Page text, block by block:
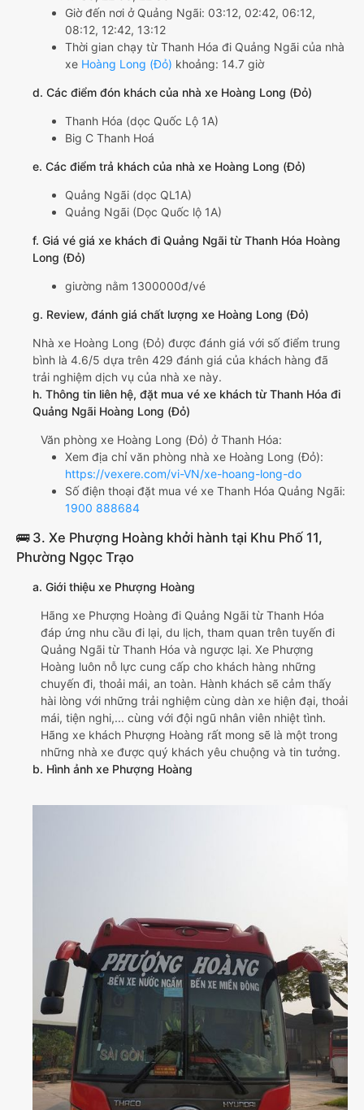
Giờ đến nơi ở Quảng Ngãi: 03:12, 02:42, 06:12,
08:12, 12:42, 13:12
Thời gian chạy từ Thanh Hóa đi Quảng Ngãi của nhà
xe Hoàng Long (Đỏ) khoảng: 14.7 giờ
d. Các điểm đón khách của nhà xe Hoàng Long (Đỏ)
Thanh Hóa (dọc Quốc Lộ 1A)
Big C Thanh Hoá
e. Các điểm trả khách của nhà xe Hoàng Long (Đỏ)
Quảng Ngãi (dọc QL1A)
Quảng Ngãi (Dọc Quốc lộ 1A)
f. Giá vé giá xe khách đi Quảng Ngãi từ Thanh Hóa Hoàng
Long (Đỏ)
giường nằm 1300000đ/vé
g. Review, đánh giá chất lượng xe Hoàng Long (Đỏ)
Nhà xe Hoàng Long (Đỏ) được đánh giá với số điểm trung
bình là 4.6/5 dựa trên 429 đánh giá của khách hàng đã
trải nghiệm dịch vụ của nhà xe này.
h. Thông tin liên hệ, đặt mua vé xe khách từ Thanh Hóa đi
Quảng Ngãi Hoàng Long (Đỏ)
Văn phòng xe Hoàng Long (Đỏ) ở Thanh Hóa:
Xem địa chỉ văn phòng nhà xe Hoàng Long (Đỏ):
https://vexere.com/vi-VN/xe-hoang-long-do
Số điện thoại đặt mua vé xe Thanh Hóa Quảng Ngãi:
1900 888684
🚌 3. Xe Phượng Hoàng khởi hành tại Khu Phố 11,
Phường Ngọc Trạo
a. Giới thiệu xe Phượng Hoàng
Hãng xe Phượng Hoàng đi Quảng Ngãi từ Thanh Hóa
đáp ứng nhu cầu đi lại, du lịch, tham quan trên tuyến đi
Quảng Ngãi từ Thanh Hóa và ngược lại. Xe Phượng
Hoàng luôn nỗ lực cung cấp cho khách hàng những
chuyến đi, thoải mái, an toàn. Hành khách sẽ cảm thấy
hài lòng với những trải nghiệm cùng dàn xe hiện đại, thoải
mái, tiện nghi,... cùng với đội ngũ nhân viên nhiệt tình.
Hãng xe khách Phượng Hoàng rất mong sẽ là một trong
những nhà xe được quý khách yêu chuộng và tin tưởng.
b. Hình ảnh xe Phượng Hoàng